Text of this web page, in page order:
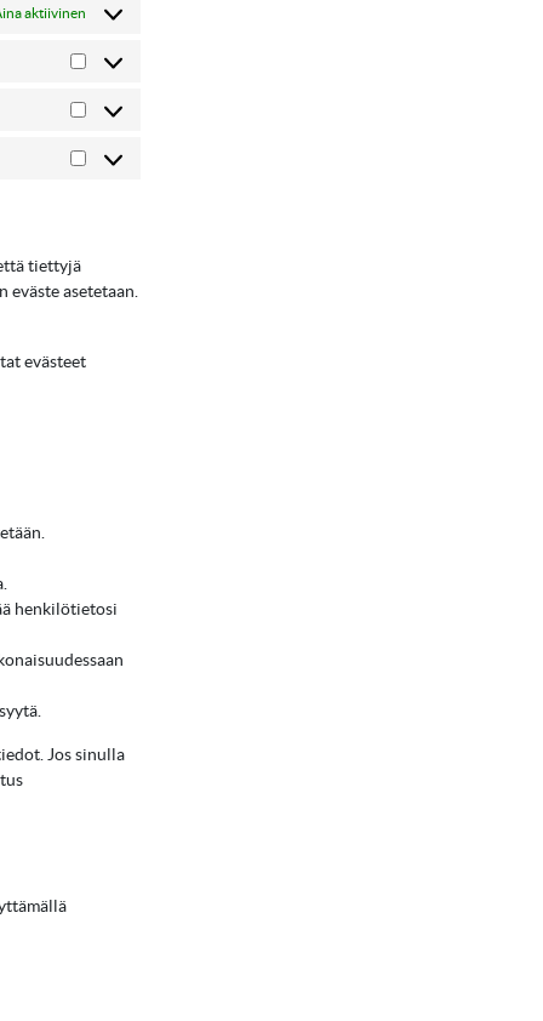
aktiivinen
Asetukset
Tilastot
Markkinointi
tiettyjä
asetetaan.
evästeet
henkilötietosi
Jos sinulla